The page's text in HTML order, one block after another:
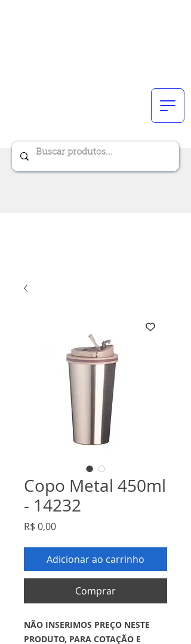
Copo Metal 450ml
- 14232
R$ 0,00Preço
Adicionar ao carrinho
Comprar
NÃO INSERIMOS PREÇO NESTE
PRODUTO, PARA COTAÇÃO E